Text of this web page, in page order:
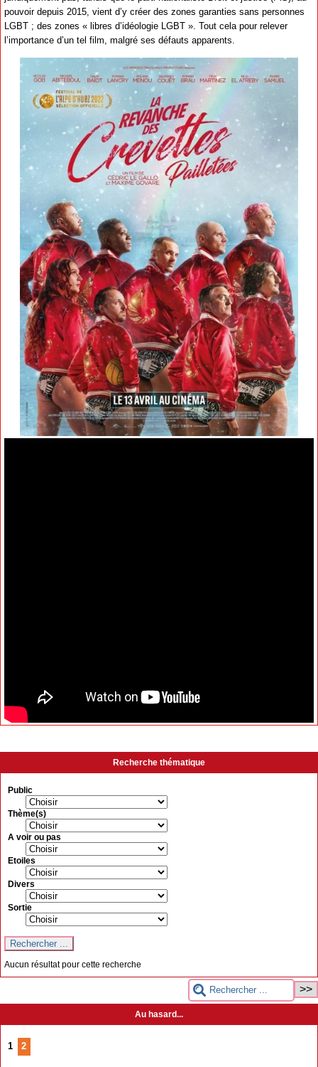
pouvoir depuis 2015, vient d’y créer des zones garanties sans personnes
LGBT ; des zones « libres d’idéologie LGBT ». Tout cela pour relever
l’importance d’un tel film, malgré ses défauts apparents.
Recherche thématique
Public
Thème(s)
A voir ou pas
Etoiles
Divers
Sortie
Aucun résultat pour cette recherche
Au hasard...
1 2